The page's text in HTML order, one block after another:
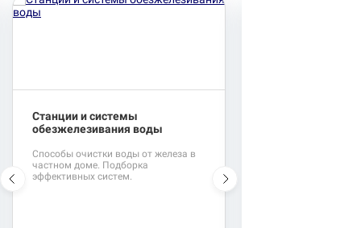
Станции и системы
обезжелезивания воды
Способы очистки воды от железа в
частном доме. Подборка
эффективных систем.